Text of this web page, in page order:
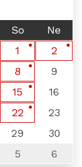
So
Ne
1
2
8
9
15
16
22
23
29
30
5 6